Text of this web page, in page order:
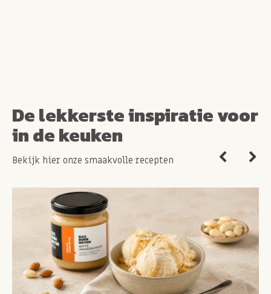
De lekkerste inspiratie voor
in de keuken
Bekijk hier onze smaakvolle recepten